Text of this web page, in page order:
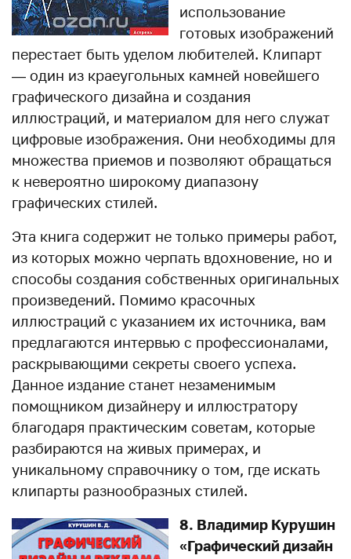
использование
готовых изображений
перестает быть уделом любителей. Клипарт
— один из краеугольных камней новейшего
графического дизайна и создания
иллюстраций, и материалом для него служат
цифровые изображения. Они необходимы для
множества приемов и позволяют обращаться
к невероятно широкому диапазону
графических стилей.
Эта книга содержит не только примеры работ,
из которых можно черпать вдохновение, но и
способы создания собственных оригинальных
произведений. Помимо красочных
иллюстраций с указанием их источника, вам
предлагаются интервью с профессионалами,
раскрывающими секреты своего успеха.
Данное издание станет незаменимым
помощником дизайнеру и иллюстратору
благодаря практическим советам, которые
разбираются на живых примерах, и
уникальному справочнику о том, где искать
клипарты разнообразных стилей.
8. Владимир Курушин
«Графический дизайн